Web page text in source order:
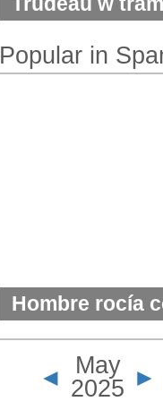
Popular in
Hombre rocía
amigo de
◄
May
2025 ►